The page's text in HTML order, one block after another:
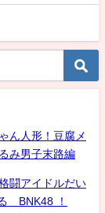
ん人形！豆腐メ
み男子末路編
闘アイドルだい
BNK48 ！